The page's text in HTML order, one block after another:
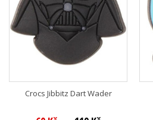
Crocs Jibbitz Dart Wader